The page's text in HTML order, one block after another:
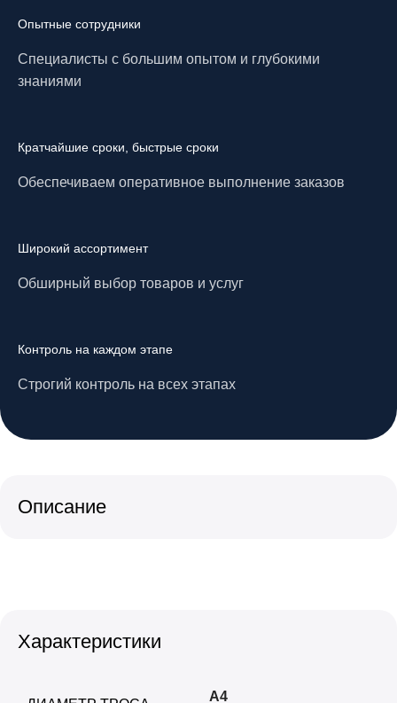
Опытные сотрудники
Специалисты с большим опытом и глубокими
знаниями
Кратчайшие сроки, быстрые сроки
Обеспечиваем оперативное выполнение заказов
Широкий ассортимент
Обширный выбор товаров и услуг
Контроль на каждом этапе
Строгий контроль на всех этапах
Описание
Характеристики
А4